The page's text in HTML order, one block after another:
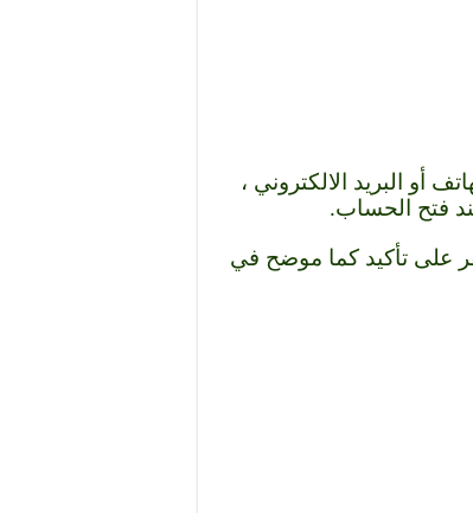
أو البريد الالكتروني ،
فتح الحساب.
على تأكيد كما موضح في